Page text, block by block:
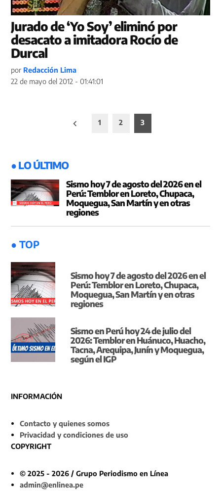
Jurado de ‘Yo Soy’ eliminó por
desacato a imitadora Rocío de
Durcal
por Redacción Lima
22 de mayo del 2012 - 01:41:01
1 2 3
● LO ÚLTIMO
Sismo hoy 7 de agosto del 2026 en el
Perú: Temblor en Loreto, Chupaca,
Moquegua, San Martín y en otras
regiones
● TOP
Sismo hoy 7 de agosto del 2026 en el
Perú: Temblor en Loreto, Chupaca,
Moquegua, San Martín y en otras
regiones
Sismo en Perú hoy 24 de julio del
2026: Temblor en Huánuco, Huacho,
Tacna, Arequipa, Junín y Moquegua,
según el IGP
INFORMACIÓN
Contacto y quienes somos
Privacidad y condiciones de uso
COPYRIGHT
© 2025 - 2026 / Grupo Periodismo en Línea
admin@enlinea.pe